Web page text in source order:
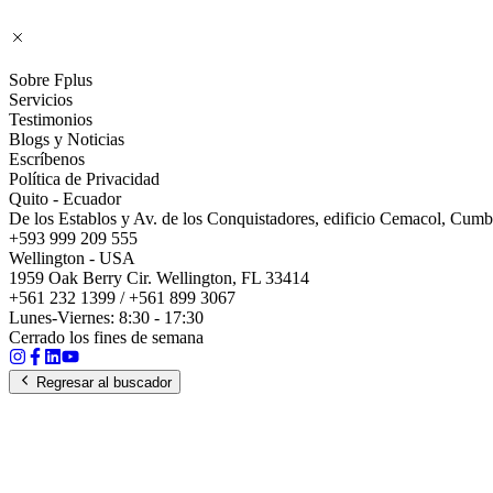
Sobre Fplus
Servicios
Testimonios
Blogs y Noticias
Escríbenos
Política de Privacidad
Quito - Ecuador
De los Establos y Av. de los Conquistadores, edificio Cemacol,
+593 999 209 555
Wellington - USA
1959 Oak Berry Cir. Wellington, FL 33414
+561 232 1399 / +561 899 3067
Lunes-Viernes: 8:30 - 17:30
Cerrado los fines de semana
Regresar al buscador